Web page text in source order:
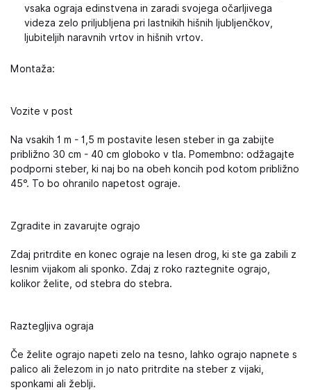
vsaka ograja edinstvena in zaradi svojega očarljivega
videza zelo priljubljena pri lastnikih hišnih ljubljenčkov,
ljubiteljih naravnih vrtov in hišnih vrtov.
Montaža:
Vozite v post
Na vsakih 1 m - 1,5 m postavite lesen steber in ga zabijte
približno 30 cm - 40 cm globoko v tla. Pomembno: odžagajte
podporni steber, ki naj bo na obeh koncih pod kotom približno
45°. To bo ohranilo napetost ograje.
Zgradite in zavarujte ograjo
Zdaj pritrdite en konec ograje na lesen drog, ki ste ga zabili z
lesnim vijakom ali sponko. Zdaj z roko raztegnite ograjo,
kolikor želite, od stebra do stebra.
Raztegljiva ograja
Če želite ograjo napeti zelo na tesno, lahko ograjo napnete s
palico ali železom in jo nato pritrdite na steber z vijaki,
sponkami ali žeblji.